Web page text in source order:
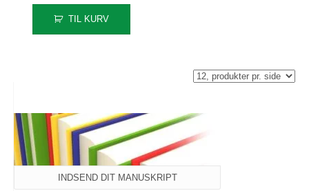
TIL KURV
INDSEND DIT MANUSKRIPT